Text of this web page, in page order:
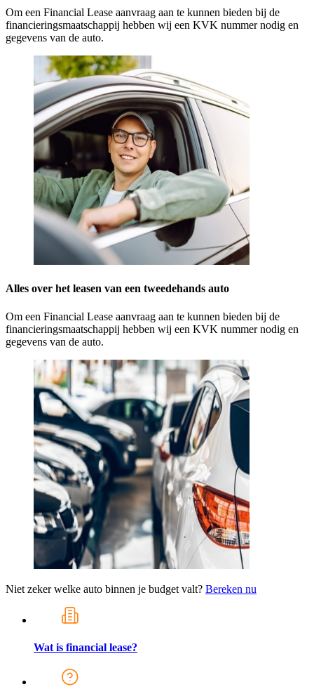
Om een Financial Lease aanvraag aan te kunnen bieden bij de
financieringsmaatschappij hebben wij een KVK nummer nodig en
gegevens van de auto.
Alles over het leasen van een tweedehands auto
Om een Financial Lease aanvraag aan te kunnen bieden bij de
financieringsmaatschappij hebben wij een KVK nummer nodig en
gegevens van de auto.
Niet zeker welke auto binnen je budget valt? Bereken nu
Wat is financial lease?